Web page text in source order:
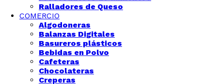
Ralladores de Queso
COMERCIO
Algodoneras
Balanzas Digitales
Basureros plásticos
Bebidas en Polvo
Cafeteras
Chocolateras
Creperas